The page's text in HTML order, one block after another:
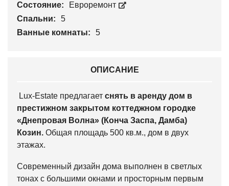
Состояние:
Евроремонт
Спальни:
5
Ванные комнаты:
5
ОПИСАНИЕ
Lux-Estate предлагает снять в аренду дом в
престижном закрытом коттеджном городке
«Днепровая Волна» (Конча Заспа, Дамба)
Козин. Общая площадь 500 кв.м., дом в двух
этажах.
Современный дизайн дома выполнен в светлых
тонах с большими окнами и просторным первым